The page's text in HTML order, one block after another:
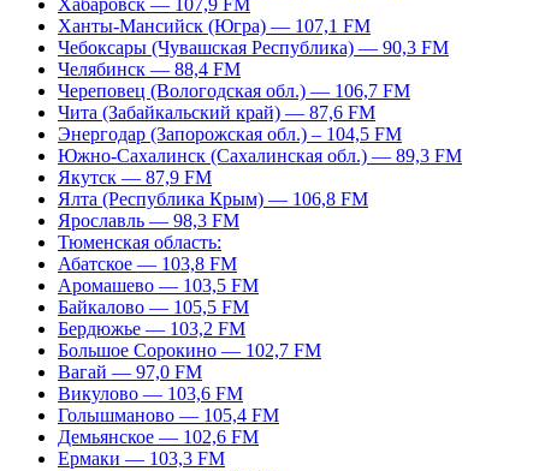
Хабаровск — 107,9 FM
Ханты-Мансийск (Югра) — 107,1 FM
Чебоксары (Чувашская Республика) — 90,3 FM
Челябинск — 88,4 FM
Череповец (Вологодская обл.) — 106,7 FM
Чита (Забайкальский край) — 87,6 FM
Энергодар (Запорожская обл.) – 104,5 FM
Южно-Сахалинск (Сахалинская обл.) — 89,3 FM
Якутск — 87,9 FM
Ялта (Республика Крым) — 106,8 FM
Ярославль — 98,3 FM
Тюменская область:
Абатское — 103,8 FM
Аромашево — 103,5 FM
Байкалово — 105,5 FM
Бердюжье — 103,2 FM
Большое Сорокино — 102,7 FM
Вагай — 97,0 FM
Викулово — 103,6 FM
Голышманово — 105,4 FM
Демьянское — 102,6 FM
Ермаки — 103,3 FM